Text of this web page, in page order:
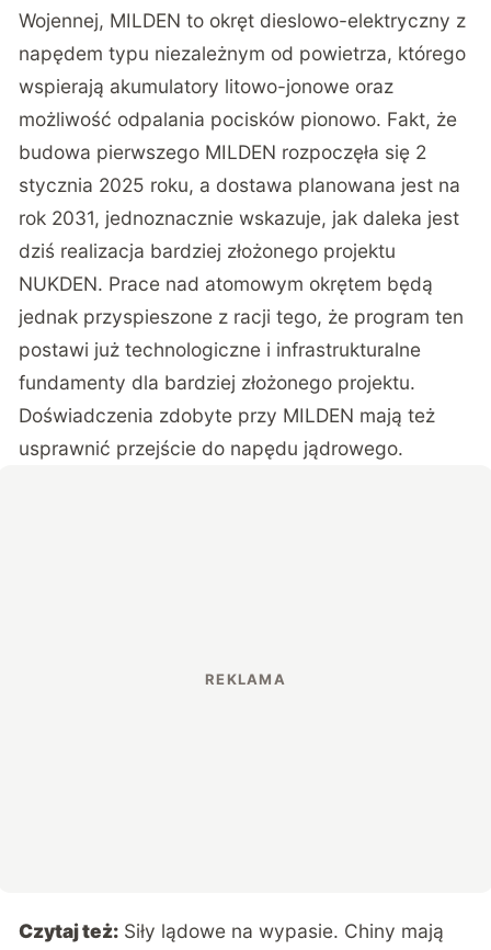
Wojennej, MILDEN to okręt dieslowo-elektryczny z
napędem typu niezależnym od powietrza, którego
wspierają akumulatory litowo-jonowe oraz
możliwość odpalania pocisków pionowo. Fakt, że
budowa pierwszego MILDEN rozpoczęła się 2
stycznia 2025 roku, a dostawa planowana jest na
rok 2031, jednoznacznie wskazuje, jak daleka jest
dziś realizacja bardziej złożonego projektu
NUKDEN. Prace nad atomowym okrętem będą
jednak przyspieszone z racji tego, że program ten
postawi już technologiczne i infrastrukturalne
fundamenty dla bardziej złożonego projektu.
Doświadczenia zdobyte przy MILDEN mają też
usprawnić przejście do napędu jądrowego.
Czytaj też: Siły lądowe na wypasie. Chiny mają